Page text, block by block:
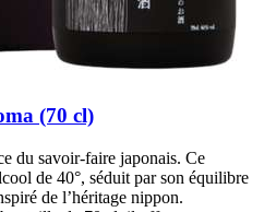
(70 cl)
du savoir-faire japonais. Ce
de 40°, séduit par son équilibre
de l’héritage nippon.